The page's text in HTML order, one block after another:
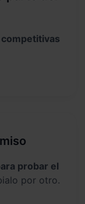
probar el
por otro.